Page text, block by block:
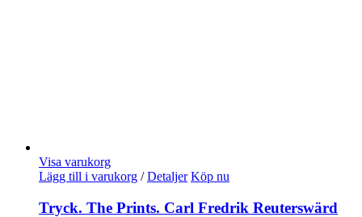
Visa varukorg
Lägg till i varukorg / Detaljer Köp nu
Tryck. The Prints. Carl Fredrik Reuterswärd